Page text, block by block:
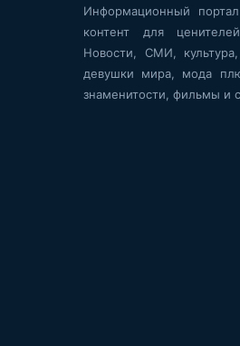
Информационный
контент для
Новости, СМИ,
девушки мира, мода
знаменитости, фильмы и